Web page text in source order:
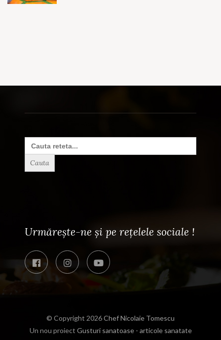
Search
for:
Urmărește-ne și pe rețelele sociale !
© Copyright 2026Chef Nicolaie Tomescu
Un nou proiect Gusturi sanatoase - articole sanatate